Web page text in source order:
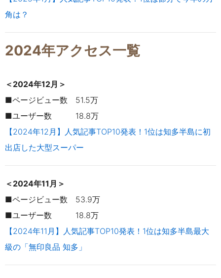
角は？
2024年アクセス一覧
＜2024年12月＞
■ページビュー数 51.5万
■ユーザー数 18.8万
【2024年12月】人気記事TOP10発表！1位は知多半島に初
出店した大型スーパー
＜2024年11月＞
■ページビュー数 53.9万
■ユーザー数 18.8万
【2024年11月】人気記事TOP10発表！1位は知多半島最大
級の「無印良品 知多」